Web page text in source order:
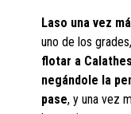
Laso una vez
uno de los
flotar a Calathes
negándole la
pase, y una vez